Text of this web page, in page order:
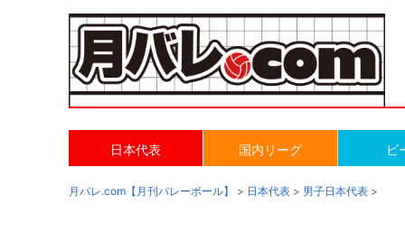
日本代表 国内リーグ ビ
月バレ.com【月刊バレーボール】 > 日本代表 > 男子日本代表 >